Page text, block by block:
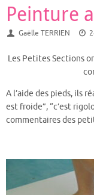
Peinture
Gaëlle TERRIEN
Les Petites Sections
A l’aide des pieds, ils
est froide”, “c’est
commentaires des